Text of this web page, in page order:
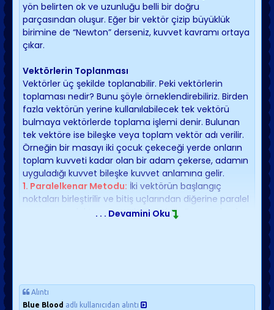
yön belirten ok ve uzunluğu belli bir doğru
parçasından oluşur. Eğer bir vektör çizip büyüklük
birimine de “Newton” derseniz, kuvvet kavramı ortaya
çıkar.
Vektörlerin Toplanması
Vektörler üç şekilde toplanabilir. Peki vektörlerin
toplaması nedir? Bunu şöyle örneklendirebiliriz. Birden
fazla vektörün yerine kullanılabilecek tek vektörü
bulmaya vektörlerde toplama işlemi denir. Bulunan
tek vektöre ise bileşke veya toplam vektör adı verilir.
Örneğin bir masayı iki çocuk çekeceği yerde onların
toplam kuvveti kadar olan bir adam çekerse, adamın
uyguladığı kuvvet bileşke kuvvet anlamına gelir.
1. Paralelkenar Metodu: İki vektörün başlangıç
noktaları birleştirilir ve bitiş uçlarından diğerine paralel
ve aynı uzunlukta yapay çizgiler çizilir. En son olarak
olarak da, çizilen ilk vektörün başlangıç noktası ile
çizilen son vektörün bitiş uçları birleştirilir. Bileşke
. . . Devamini Oku
Alıntı
Blue Blood adlı kullanıcıdan alıntı